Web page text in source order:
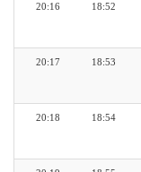
18:52
20:16
18:53
20:17
18:54
20:18